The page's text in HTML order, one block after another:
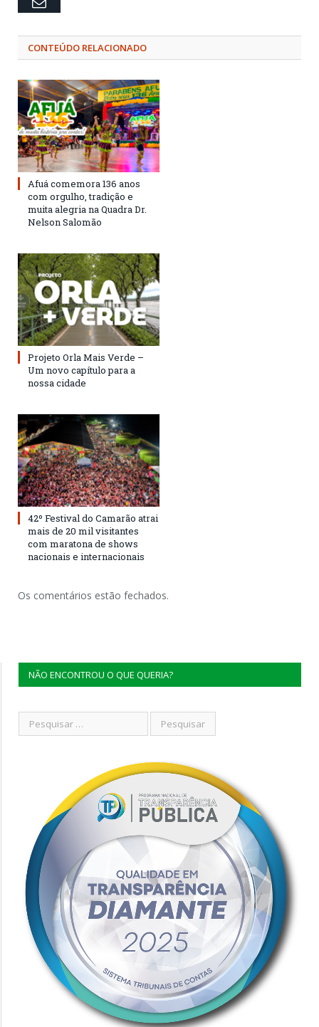
CONTEÚDO RELACIONADO
Afuá comemora 136 anos
com orgulho, tradição e
muita alegria na Quadra Dr.
Nelson Salomão
Projeto Orla Mais Verde –
Um novo capítulo para a
nossa cidade
42º Festival do Camarão atrai
mais de 20 mil visitantes
com maratona de shows
nacionais e internacionais
Os comentários estão fechados.
NÃO ENCONTROU O QUE QUERIA?